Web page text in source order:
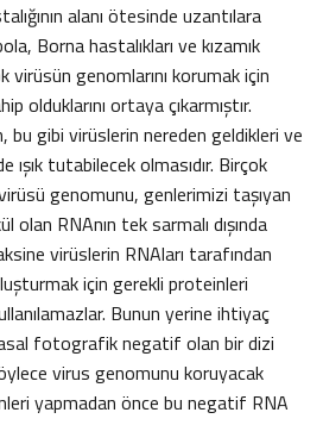
alanı ötesinde uzantılara
Borna hastalıkları ve kızamık
virüsün genomlarını korumak için
olduklarını ortaya çıkarmıştır.
bu gibi virüslerin nereden geldikleri ve
ışık tutabilecek olmasıdır. Birçok
genomunu, genlerimizi taşıyan
RNAnın tek sarmalı dışında
virüslerin RNAları tarafından
için gerekli proteinleri
Bunun yerine ihtiyaç
fotografik negatif olan bir dizi
virus genomunu koruyacak
yapmadan önce bu negatif RNA